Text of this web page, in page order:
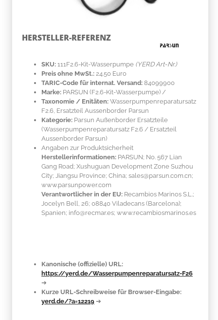
HERSTELLER-REFERENZ
SKU: 111F2.6-Kit-Wasserpumpe (YERD Art-Nr.)
Preis ohne MwSt.: 24.50 Euro
TARIC-Code für internat. Versand: 84099900
Marke: PARSUN (F2.6-Kit-Wasserpumpe) /
Taxonomie / Enitäten: Wasserpumpenreparatursatz
F2.6, Ersatzteil Aussenborder Parsun
Kategorie: Parsun Außenborder Ersatzteile
(Wasserpumpenreparatursatz F2.6 / Ersatzteil
Aussenborder Parsun)
Angaben zur Produktsicherheit
Herstellerinformationen: PARSUN; No. 567 Lian
Gang Road; Xushuguan Development Zone Suzhou
City; Jiangsu Province; China; sales@parsun.com.cn;
www.parsunpower.com
Verantwortlicher in der EU: Recambios Marinos S.L.;
Jocelyn Bell, 26; 08840 Viladecans (Barcelona);
Spanien; info@recmar.es; www.recambiosmarinos.es
Kanonische (offizielle) URL:
https://yerd.de/Wasserpumpenreparatursatz-F26
➔
Kurze URL-Schreibweise für Browser-Eingabe:
yerd.de/?a=12219 ➔